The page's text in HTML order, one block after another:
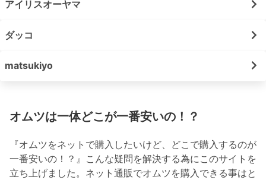
アイリスオーヤマ
ダッコ
matsukiyo
オムツは一体どこが一番安いの！？
『オムツをネットで購入したいけど、どこで購入するのが
一番安いの！？』こんな疑問を解決する為にこのサイトを
立ち上げました。ネット通販でオムツを購入できる事はと